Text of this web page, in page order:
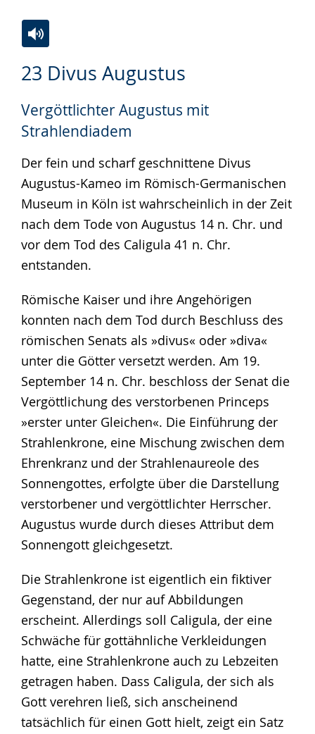
23 Divus Augustus
Vergöttlichter Augustus mit
Strahlendiadem
Der fein und scharf geschnittene Divus
Augustus-Kameo im Römisch-Germanischen
Museum in Köln ist wahrscheinlich in der Zeit
nach dem Tode von Augustus 14 n. Chr. und
vor dem Tod des Caligula 41 n. Chr.
entstanden.
Römische Kaiser und ihre Angehörigen
konnten nach dem Tod durch Beschluss des
römischen Senats als »divus« oder »diva«
unter die Götter versetzt werden. Am 19.
September 14 n. Chr. beschloss der Senat die
Vergöttlichung des verstorbenen Princeps
»erster unter Gleichen«. Die Einführung der
Strahlenkrone, eine Mischung zwischen dem
Ehrenkranz und der Strahlenaureole des
Sonnengottes, erfolgte über die Darstellung
verstorbener und vergöttlichter Herrscher.
Augustus wurde durch dieses Attribut dem
Sonnengott gleichgesetzt.
Die Strahlenkrone ist eigentlich ein fiktiver
Gegenstand, der nur auf Abbildungen
erscheint. Allerdings soll Caligula, der eine
Schwäche für gottähnliche Verkleidungen
hatte, eine Strahlenkrone auch zu Lebzeiten
getragen haben. Dass Caligula, der sich als
Gott verehren ließ, sich anscheinend
tatsächlich für einen Gott hielt, zeigt ein Satz
Leichten
wechseln.
Audio-
Video
Deutscher
Gebärdensprache
wird
angezeigt.